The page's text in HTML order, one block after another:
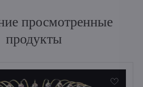
просмотренные
продукты